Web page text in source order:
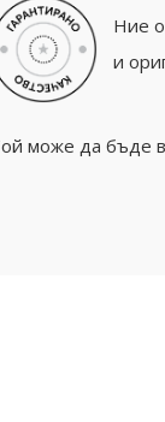
Ние
и
може да бъде